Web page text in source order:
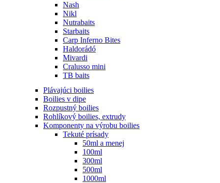
Nash
Nikl
Nutrabaits
Starbaits
Carp Inferno Bites
Haldorádó
Mivardi
Cralusso mini
TB baits
Plávajúci boilies
Boilies v dipe
Rozpustný boilies
Rohlíkový boilies, extrudy
Komponenty na výrobu boilies
Tekuté prísady
50ml a menej
100ml
300ml
500ml
1000ml